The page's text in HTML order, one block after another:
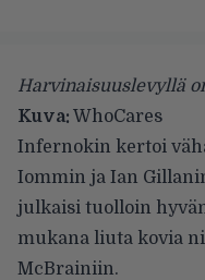
Harvinaisuuslevyllä
Kuva: WhoCares
Infernokin kertoi
Iommin ja Ian
julkaisi tuolloin
mukana liuta kovia
McBrainiin.